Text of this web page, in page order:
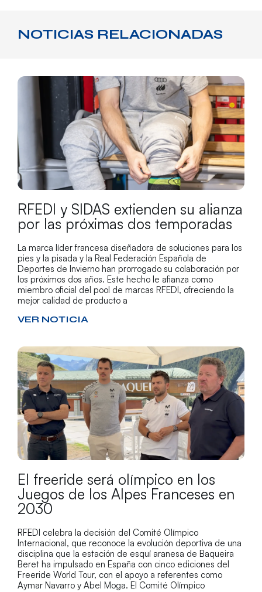
NOTICIAS RELACIONADAS
RFEDI y SIDAS extienden su alianza
por las próximas dos temporadas
La marca líder francesa diseñadora de soluciones para los
pies y la pisada y la Real Federación Española de
Deportes de Invierno han prorrogado su colaboración por
los próximos dos años. Este hecho le afianza como
miembro oficial del pool de marcas RFEDI, ofreciendo la
mejor calidad de producto a
VER NOTICIA
El freeride será olímpico en los
Juegos de los Alpes Franceses en
2030
RFEDI celebra la decisión del Comité Olímpico
Internacional, que reconoce la evolución deportiva de una
disciplina que la estación de esquí aranesa de Baqueira
Beret ha impulsado en España con cinco ediciones del
Freeride World Tour, con el apoyo a referentes como
Aymar Navarro y Abel Moga. El Comité Olímpico